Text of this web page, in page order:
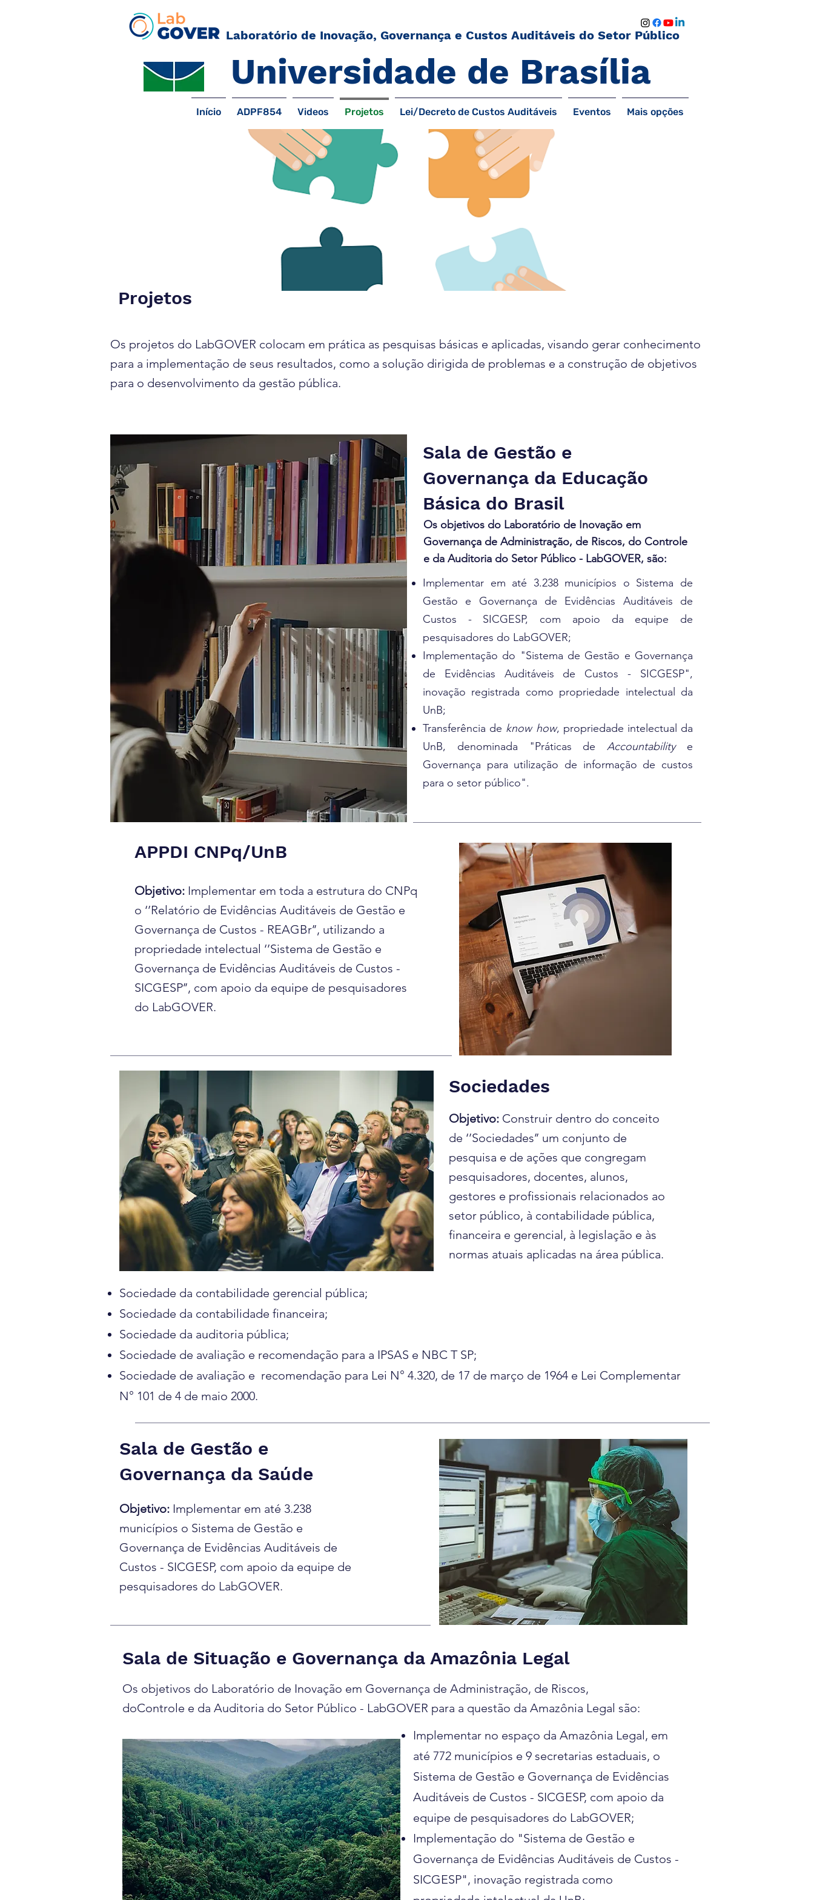
Laboratório de Inovação, Governança e Custos Auditáveis do Setor Público
Universidade de Brasília
Início ADPF854 Videos Projetos Lei/Decreto de Custos Auditáveis Eventos Mais opções
Projetos
Os projetos do LabGOVER colocam em prática as pesquisas básicas e aplicadas, visando gerar conhecimento
para a implementação de seus resultados, como a solução dirigida de problemas e a construção de objetivos
para o desenvolvimento da gestão pública.
Sala de Gestão e
Governança da Educação
Básica do Brasil
Os objetivos do Laboratório de Inovação em
Governança de Administração, de Riscos, do Controle
e da Auditoria do Setor Público - LabGOVER, são:
Implementar em até 3.238 municípios o Sistema de
Gestão e Governança de Evidências Auditáveis de
Custos - SICGESP, com apoio da equipe de
pesquisadores do LabGOVER;
Implementação do "Sistema de Gestão e Governança
de Evidências Auditáveis de Custos - SICGESP",
inovação registrada como propriedade intelectual da
UnB;
Transferência de know how, propriedade intelectual da
UnB, denominada "Práticas deAccountabilitye
Governança para utilização de informação de custos
para o setor público".
APPDI CNPq/UnB
Objetivo: Implementar em toda a estrutura do CNPq
o ‘’Relatório de Evidências Auditáveis de Gestão e
Governança de Custos - REAGBr’’, utilizando a
propriedade intelectual ‘’Sistema de Gestão e
Governança de Evidências Auditáveis de Custos -
SICGESP’’, com apoio da equipe de pesquisadores
do LabGOVER.
Sociedades
Objetivo: Construir dentro do conceito
de ‘’Sociedades’’ um conjunto de
pesquisa e de ações que congregam
pesquisadores, docentes, alunos,
gestores e profissionais relacionados ao
setor público, à contabilidade pública,
financeira e gerencial, à legislação e às
normas atuais aplicadas na área pública.
Sociedade da contabilidade gerencial pública;
Sociedade da contabilidade financeira;
Sociedade da auditoria pública;
Sociedade de avaliação e recomendação para a IPSAS e NBC T SP;
Sociedade de avaliação e recomendação para Lei N° 4.320, de 17 de março de 1964 e Lei Complementar
N° 101 de 4 de maio 2000.
Sala de Gestão e
Governança da Saúde
Objetivo: Implementar em até 3.238
municípios o Sistema de Gestão e
Governança de Evidências Auditáveis de
Custos - SICGESP, com apoio da equipe de
pesquisadores do LabGOVER.
Sala de Situação e Governança da Amazônia Legal
Os objetivos do Laboratório de Inovação em Governança de Administração, de Riscos,
doControle e da Auditoria do Setor Público - LabGOVER para a questão da Amazônia Legal são:
Implementar no espaço da Amazônia Legal, em
até 772 municípios e 9 secretarias estaduais, o
Sistema de Gestão e Governança de Evidências
Auditáveis de Custos - SICGESP, com apoio da
equipe de pesquisadores do LabGOVER;
Implementação do "Sistema de Gestão e
Governança de Evidências Auditáveis de Custos -
SICGESP", inovação registrada como